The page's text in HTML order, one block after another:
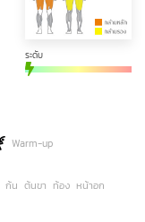
ระดับ
Warm-up
ก้น ต้นขา ท้อง หน้าอก